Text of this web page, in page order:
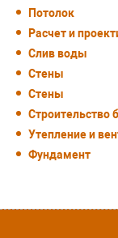
Потолок
Расчет и
Слив воды
Стены
Стены
Строительство
Утепление и
Фундамент